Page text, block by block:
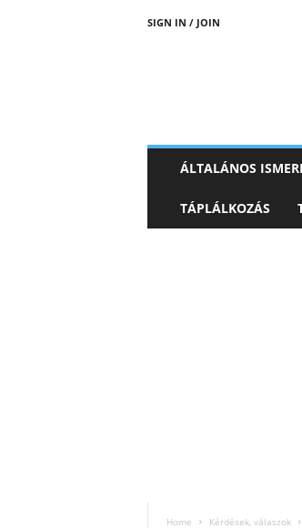
SIGN IN / JOIN
ÁLTALÁNOS
TÁPLÁLKOZÁS
Home Kérdések, válaszok